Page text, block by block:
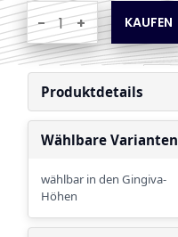
- +
Produktdetails
Wählbare Varianten
wählbar in den Gingiva-
Höhen